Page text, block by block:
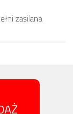
zasilana